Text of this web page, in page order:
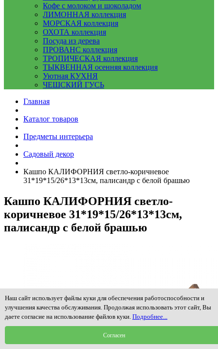
Кофе с молоком и шоколадом
ЛИМОННАЯ коллекция
МОРСКАЯ коллекция
ОХОТА коллекция
Посуда из дерева
ПРОВАНС коллекция
ТРОПИЧЕСКАЯ коллекция
ТЫКВЕННАЯ осенняя коллекция
Уютная КУХНЯ
ЧЕШСКИЙ ГУСЬ
Главная
Каталог товаров
Предметы интерьера
Садовый декор
Кашпо КАЛИФОРНИЯ светло-коричневое
31*19*15/26*13*13см, палисандр с белой брашью
Кашпо КАЛИФОРНИЯ светло-
коричневое 31*19*15/26*13*13см,
палисандр с белой брашью
Наш сайт использует файлы куки для обеспечения работоспособности и
улучшения качества обслуживания. Продолжая использовать этот сайт, Вы
даете согласие на использование файлов куки. Подробнее...
Согласен